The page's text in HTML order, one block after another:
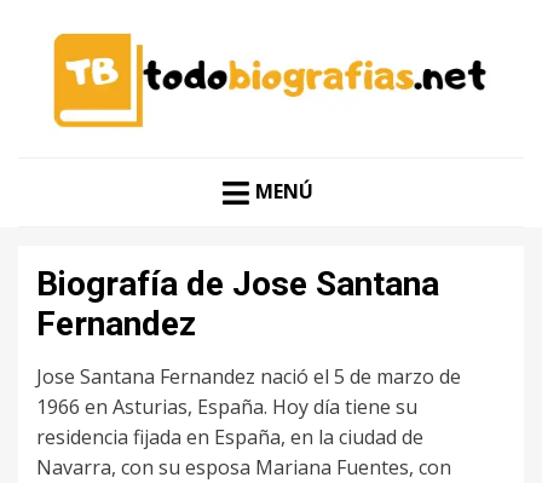
TODO BIOGRAFÍAS
MENÚ
Biografía de Jose Santana
Fernandez
Jose Santana Fernandez nació el 5 de marzo de
1966 en Asturias, España. Hoy día tiene su
residencia fijada en España, en la ciudad de
Navarra, con su esposa Mariana Fuentes, con